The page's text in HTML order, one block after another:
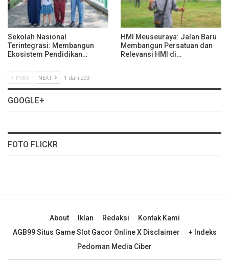
Sekolah Nasional
Terintegrasi: Membangun
Ekosistem Pendidikan…
HMI Meuseuraya: Jalan Baru
Membangun Persatuan dan
Relevansi HMI di…
PREV NEXT 1 dari 203
GOOGLE+
FOTO FLICKR
About Iklan Redaksi
Kontak Kami
AGB99 Situs Game Slot Gacor Online X Disclaimer
+ Indeks
Pedoman Media Ciber